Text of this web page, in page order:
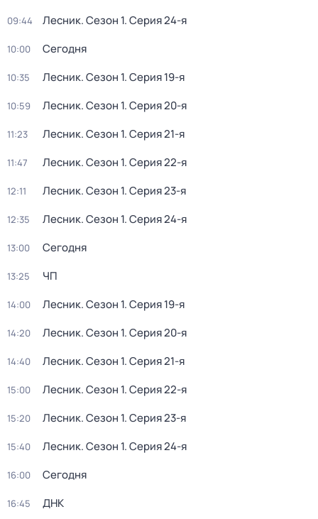
09:44 Лесник. Сезон 1. Серия 24-я
10:00 Сегодня
10:35 Лесник. Сезон 1. Серия 19-я
10:59 Лесник. Сезон 1. Серия 20-я
11:23 Лесник. Сезон 1. Серия 21-я
11:47 Лесник. Сезон 1. Серия 22-я
12:11 Лесник. Сезон 1. Серия 23-я
12:35 Лесник. Сезон 1. Серия 24-я
13:00 Сегодня
13:25 ЧП
14:00 Лесник. Сезон 1. Серия 19-я
14:20 Лесник. Сезон 1. Серия 20-я
14:40 Лесник. Сезон 1. Серия 21-я
15:00 Лесник. Сезон 1. Серия 22-я
15:20 Лесник. Сезон 1. Серия 23-я
15:40 Лесник. Сезон 1. Серия 24-я
16:00 Сегодня
16:45 ДНК